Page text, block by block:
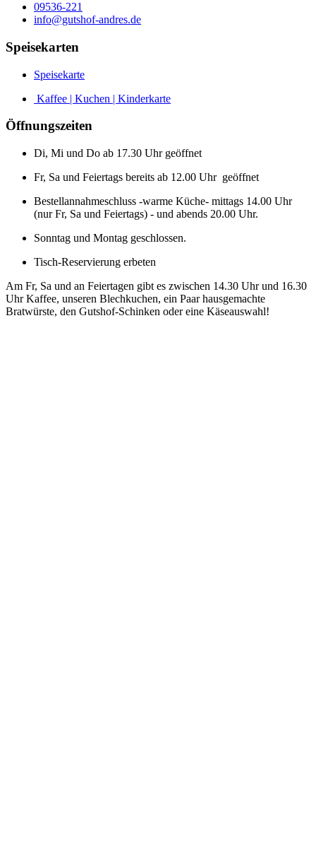
09536-221
info@gutshof-andres.de
Speisekarten
Speisekarte
Kaffee | Kuchen | Kinderkarte
Öffnungszeiten
Di, Mi und Do ab 17.30 Uhr geöffnet
Fr, Sa und Feiertags bereits ab 12.00 Uhr geöffnet
Bestellannahmeschluss -warme Küche- mittags 14.00 Uhr
(nur Fr, Sa und Feiertags) - und abends 20.00 Uhr.
Sonntag und Montag geschlossen.
Tisch-Reservierung erbeten
Am Fr, Sa und an Feiertagen gibt es zwischen 14.30 Uhr und 16.30
Uhr Kaffee, unseren Blechkuchen, ein Paar hausgemachte
Bratwürste, den Gutshof-Schinken oder eine Käseauswahl!